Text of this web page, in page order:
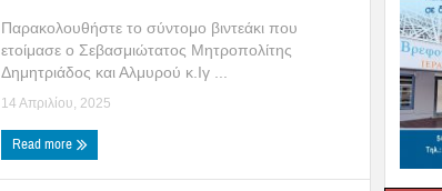
Παρακολουθήστε το σύντομο βιντεάκι που
ετοίμασε ο Σεβασμιώτατος Μητροπολίτης
Δημητριάδος και Αλμυρού κ.Ιγ ...
14 Απριλίου, 2025
Read more